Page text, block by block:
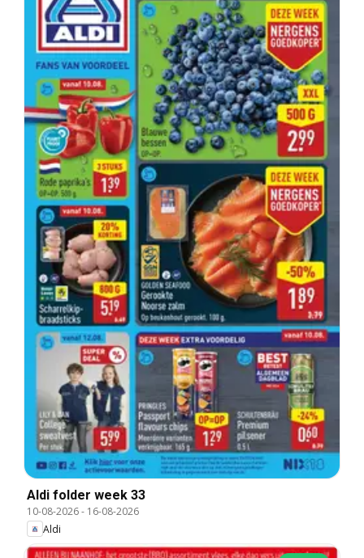
Aldi folder week 33
10-08-2026- 16-08-2026
Aldi